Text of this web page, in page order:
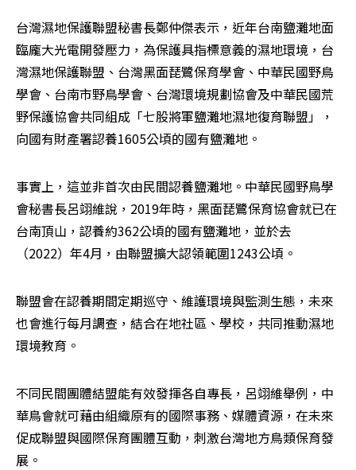
台灣濕地保護聯盟秘書長鄭仲傑表示，近年台南鹽灘地面
臨龐大光電開發壓力，為保護具指標意義的濕地環境，台
灣濕地保護聯盟、台灣黑面琵鷺保育學會、中華民國野鳥
學會、台南市野鳥學會、台灣環境規劃協會及中華民國荒
野保護協會共同組成「七股將軍鹽灘地濕地復育聯盟」，
向國有財產署認養1605公頃的國有鹽灘地。
事實上，這並非首次由民間認養鹽灘地。中華民國野鳥學
會秘書長呂翊維說，2019年時，黑面琵鷺保育協會就已在
台南頂山，認養約362公頃的國有鹽灘地，並於去
（2022）年4月，由聯盟擴大認領範圍1243公頃。
聯盟會在認養期間定期巡守、維護環境與監測生態，未來
也會進行每月調查，結合在地社區、學校，共同推動濕地
環境教育。
不同民間團體結盟能有效發揮各自專長，呂翊維舉例，中
華鳥會就可藉由組織原有的國際事務、媒體資源，在未來
促成聯盟與國際保育團體互動，刺激台灣地方鳥類保育發
展。